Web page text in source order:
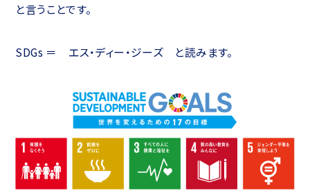
と言うことです。
SDGs ＝ エス・ディー・ジーズ と読みます。